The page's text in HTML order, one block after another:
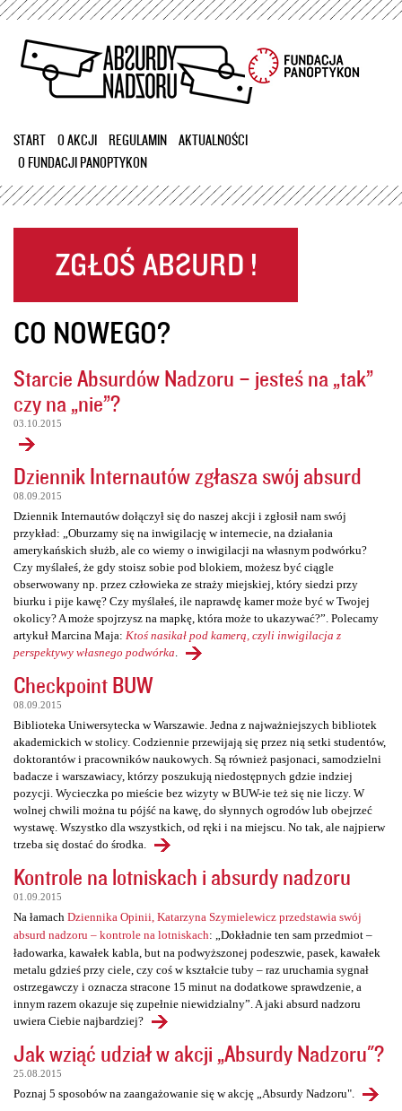
Przejdź
treści
START O AKCJI REGULAMIN
AKTUALNOŚCI
O FUNDACJI PANOPTYKON
CO NOWEGO?
Starcie Absurdów Nadzoru – jesteś na „tak”
czy na „nie”?
03.10.2015
Dziennik Internautów zgłasza swój absurd
08.09.2015
Dziennik Internautów dołączył się do naszej akcji i zgłosił nam swój
przykład: „Oburzamy się na inwigilację w internecie, na działania
amerykańskich służb, ale co wiemy o inwigilacji na własnym podwórku?
Czy myślałeś, że gdy stoisz sobie pod blokiem, możesz być ciągle
obserwowany np. przez człowieka ze straży miejskiej, który siedzi przy
biurku i pije kawę? Czy myślałeś, ile naprawdę kamer może być w Twojej
okolicy? A może spojrzysz na mapkę, która może to ukazywać?”. Polecamy
artykuł Marcina Maja: Ktoś nasikał pod kamerą, czyli inwigilacja z
perspektywy własnego podwórka
Checkpoint BUW
08.09.2015
Biblioteka Uniwersytecka w Warszawie. Jedna z najważniejszych bibliotek
akademickich w stolicy. Codziennie przewijają się przez nią setki studentów,
doktorantów i pracowników naukowych. Są również pasjonaci, samodzielni
badacze i warszawiacy, którzy poszukują niedostępnych gdzie indziej
pozycji. Wycieczka po mieście bez wizyty w BUW-ie też się nie liczy. W
wolnej chwili można tu pójść na kawę, do słynnych ogrodów lub obejrzeć
wystawę. Wszystko dla wszystkich, od ręki i na miejscu. No tak, ale najpierw
trzeba się dostać do środka.
Kontrole na lotniskach i absurdy nadzoru
01.09.2015
Na łamach Dziennika Opinii, Katarzyna Szymielewicz przedstawia swój
absurd nadzoru – kontrole na lotniskach: „Dokładnie ten sam przedmiot –
ładowarka, kawałek kabla, but na podwyższonej podeszwie, pasek, kawałek
metalu gdzieś przy ciele, czy coś w kształcie tuby – raz uruchamia sygnał
ostrzegawczy i oznacza stracone 15 minut na dodatkowe sprawdzenie, a
innym razem okazuje się zupełnie niewidzialny”. A jaki absurd nadzoru
uwiera Ciebie najbardziej?
Jak wziąć udział w akcji „Absurdy Nadzoru"?
25.08.2015
Poznaj 5 sposobów na zaangażowanie się w akcję „Absurdy Nadzoru".